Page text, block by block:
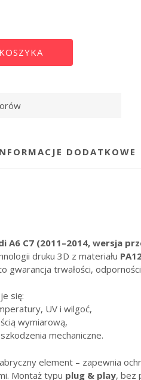
DODATKOWE
A6 C7 (2011–2014, wersja
druku 3D z materiału
gwarancja trwałości,
się:
UV i wilgoć,
wymiarową,
mechaniczne.
element – zapewnia
Montaż typu plug & play, bez